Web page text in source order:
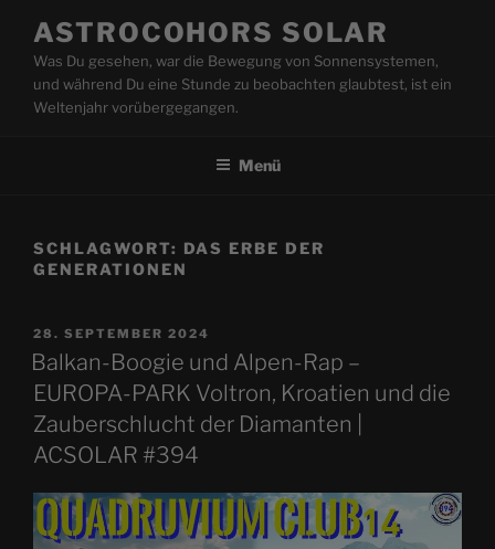
Inhalt
springen
ASTROCOHORS SOLAR
Was Du gesehen, war die Bewegung von Sonnensystemen,
und während Du eine Stunde zu beobachten glaubtest, ist ein
Weltenjahr vorübergegangen.
Menü
SCHLAGWORT: DAS ERBE DER
GENERATIONEN
VERÖFFENTLICHT
AM
28. SEPTEMBER 2024
Balkan-Boogie und Alpen-Rap –
EUROPA-PARK Voltron, Kroatien und die
Zauberschlucht der Diamanten |
ACSOLAR #394